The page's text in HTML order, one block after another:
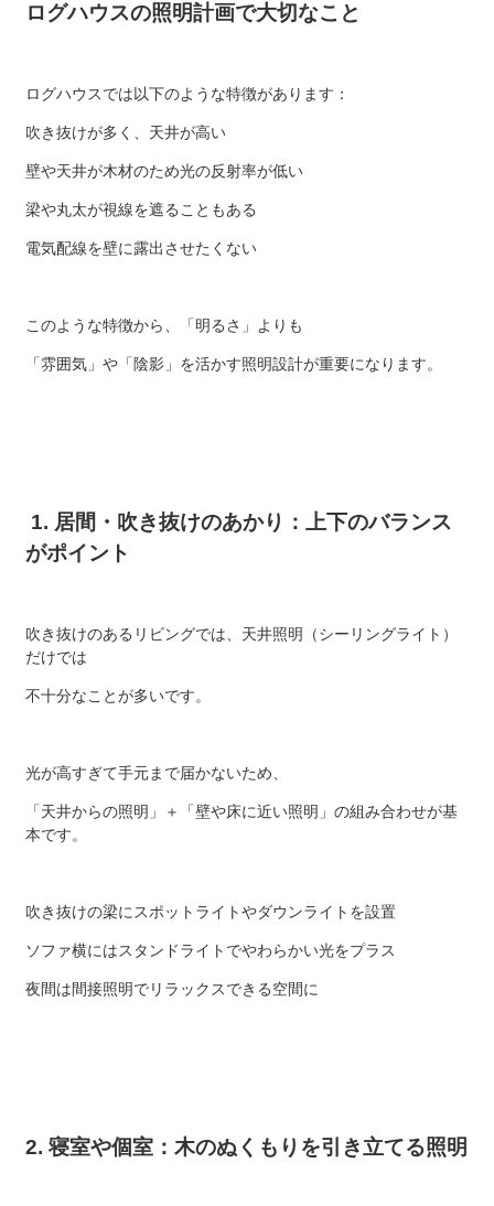
ログハウスの照明計画で大切なこと
ログハウスでは以下のような特徴があります：
吹き抜けが多く、天井が高い
壁や天井が木材のため光の反射率が低い
梁や丸太が視線を遮ることもある
電気配線を壁に露出させたくない
このような特徴から、「明るさ」よりも
「雰囲気」や「陰影」を活かす照明設計が重要になります。
1. 居間・吹き抜けのあかり：上下のバランス
がポイント
吹き抜けのあるリビングでは、天井照明（シーリングライト）
だけでは
不十分なことが多いです。
光が高すぎて手元まで届かないため、
「天井からの照明」＋「壁や床に近い照明」の組み合わせが基
本です。
吹き抜けの梁にスポットライトやダウンライトを設置
ソファ横にはスタンドライトでやわらかい光をプラス
夜間は間接照明でリラックスできる空間に
2. 寝室や個室：木のぬくもりを引き立てる照明